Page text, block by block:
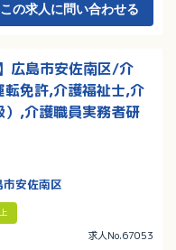
この求人に問い合わせる
広島市安佐南区/介
免許,介護福祉士,介
,介護職員実務者研
安佐南区
求人No.67053